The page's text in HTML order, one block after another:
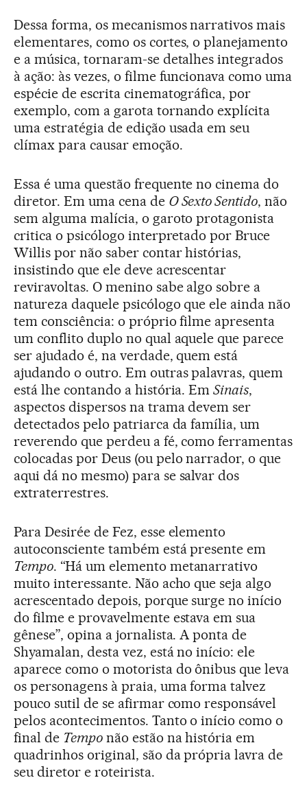
Dessa forma, os mecanismos narrativos mais
elementares, como os cortes, o planejamento
e a música, tornaram-se detalhes integrados
à ação: às vezes, o filme funcionava como uma
espécie de escrita cinematográfica, por
exemplo, com a garota tornando explícita
uma estratégia de edição usada em seu
clímax para causar emoção.
Essa é uma questão frequente no cinema do
diretor. Em uma cena de O Sexto Sentido, não
sem alguma malícia, o garoto protagonista
critica o psicólogo interpretado por Bruce
Willis por não saber contar histórias,
insistindo que ele deve acrescentar
reviravoltas. O menino sabe algo sobre a
natureza daquele psicólogo que ele ainda não
tem consciência: o próprio filme apresenta
um conflito duplo no qual aquele que parece
ser ajudado é, na verdade, quem está
ajudando o outro. Em outras palavras, quem
está lhe contando a história. EmSinais,
aspectos dispersos na trama devem ser
detectados pelo patriarca da família, um
reverendo que perdeu a fé, como ferramentas
colocadas por Deus (ou pelo narrador, o que
aqui dá no mesmo) para se salvar dos
extraterrestres.
Para Desirée de Fez, esse elemento
autoconsciente também está presente em
Tempo. “Há um elemento metanarrativo
muito interessante. Não acho que seja algo
acrescentado depois, porque surge no início
do filme e provavelmente estava em sua
gênese”, opina a jornalista. A ponta de
Shyamalan, desta vez, está no início: ele
aparece como o motorista do ônibus que leva
os personagens à praia, uma forma talvez
pouco sutil de se afirmar como responsável
pelos acontecimentos. Tanto o início como o
final de Temponão estão na história em
quadrinhos original, são da própria lavra de
seu diretor e roteirista.